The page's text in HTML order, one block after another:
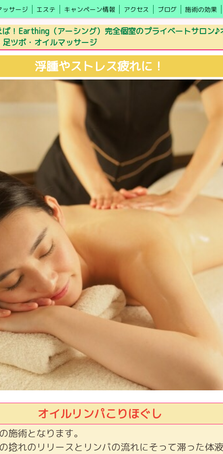
ッサージ エステ キャンペーン情報 アクセス ブログ 施術の効果
更年期・自律神経の乱れ
！Earthing（アーシング）完全個室のプライベートサロン♪
ツボ・オイルマッサージ
浮腫やストレス疲れに！
オイルリンパこりほぐし
施術となります。
捻れのリリースとリンパの流れにそって滞った体